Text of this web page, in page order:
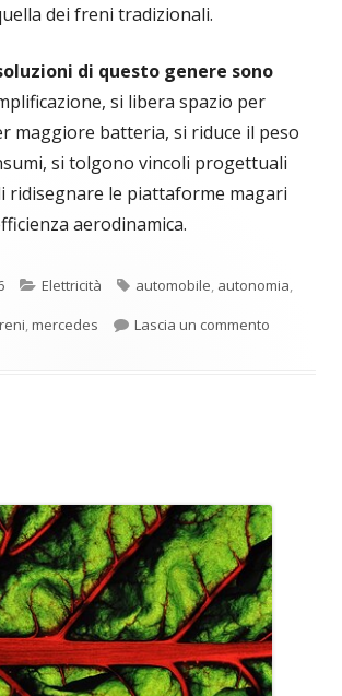
dei freni tradizionali.
di questo genere sono
si libera spazio per
maggiore batteria, si riduce il peso
si tolgono vincoli progettuali
ridisegnare le piattaforme magari
aerodinamica.
Categorie
Elettricità Tag
automobile, autonomia,
,mercedes Lascia un commento